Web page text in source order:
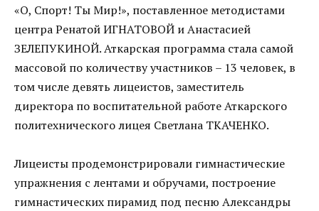
«О, Спорт! Ты Мир!», поставленное методистами
центра Ренатой ИГНАТОВОЙ и Анастасией
ЗЕЛЕПУКИНОЙ. Аткарская программа стала самой
массовой по количеству участников – 13 человек, в
том числе девять лицеистов, заместитель
директора по воспитательной работе Аткарского
политехнического лицея Светлана ТКАЧЕНКО.
Лицеисты продемонстрировали гимнастические
упражнения с лентами и обручами, построение
гимнастических пирамид под песню Александры